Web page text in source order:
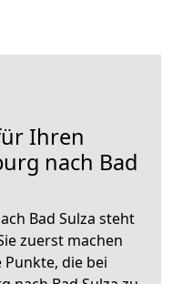
Ihren
nach Bad
Bad Sulza steht
zuerst machen
die bei